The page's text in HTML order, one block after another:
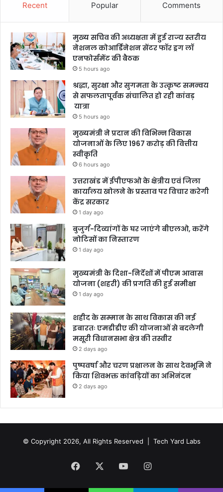
Recent Popular Comments
मुख्य सचिव की अध्यक्षता में हुई राज्य स्तरीय
नेशनल कोआर्डिनेशन सेंटर फॉर ड्रग लॉ
एनफोर्समेंट की बैठक
5 hours ago
श्रद्धा, सुरक्षा और सुगमता के उत्कृष्ट समन्वय
से सफलतापूर्वक संचालित हो रही कांवड़
यात्रा
5 hours ago
मुख्यमंत्री ने प्रदान की विभिन्न विकास
योजनाओं के लिए 1967 करोड़ की वित्तीय
स्वीकृति
6 hours ago
उत्तराखंड में ईपीएफओ के क्षेत्रीय एवं जिला
कार्यालय खोलने के प्रस्ताव पर विचार करेगी
केंद्र सरकार
1 day ago
बुजुर्ग-दिव्यांगों के घर जाएंगे बीएलओ, करेंगे
नोटिसों का निस्तारण
1 day ago
मुख्यमंत्री के दिशा-निर्देशों में पीएम आवास
योजना (शहरी) की प्रगति की हुई समीक्षा
1 day ago
शहीद के सम्मान के साथ विकास की नई
इबारतः एमडीडीए की योजनाओं से बदलेगी
मसूरी विधानसभा क्षेत्र की तस्वीर
2 days ago
पुष्पवर्षा और चरण प्रक्षालन के साथ देवभूमि ने
किया शिवभक्त कांवड़ियों का अभिनंदन
2 days ago
© Copyright 2026, All Rights Reserved | Tech Yard Labs
Facebook YouTubeInstagram